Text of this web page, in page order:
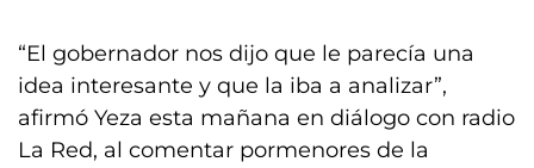
“El gobernador nos dijo que le parecía una
idea interesante y que la iba a analizar”,
afirmó Yeza esta mañana en diálogo con radio
La Red, al comentar pormenores de la